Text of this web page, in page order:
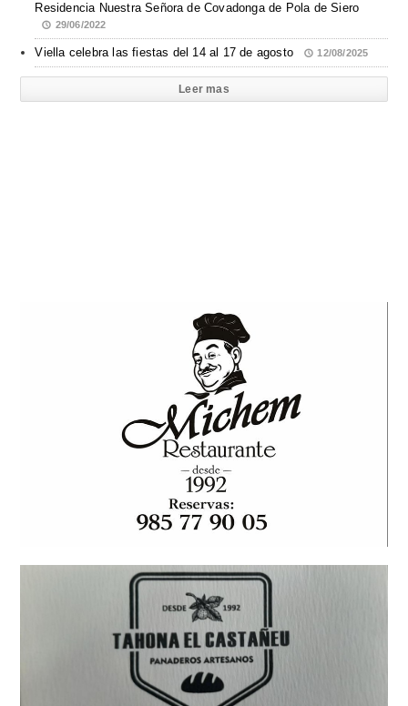
Residencia Nuestra Señora de Covadonga de Pola de Siero
29/06/2022
Viella celebra las fiestas del 14 al 17 de agosto 12/08/2025
Leer mas